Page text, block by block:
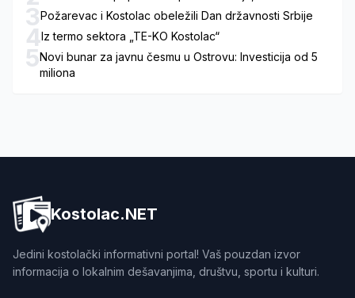
3Požarevac i Kostolac obeležili Dan državnosti Srbije
4Iz termo sektora „TE-KO Kostolac“
5Novi bunar za javnu česmu u Ostrovu: Investicija od 5
miliona
Kostolac.NET
Jedini kostolački informativni portal! Vaš pouzdan izvor
informacija o lokalnim dešavanjima, društvu, sportu i kulturi.